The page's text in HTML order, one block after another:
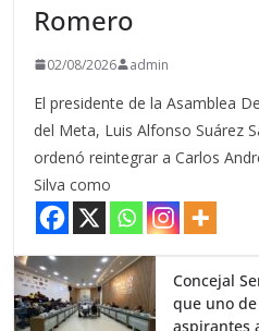
Romero
02/08/2026 admin
El presidente de la Asamblea
del Meta, Luis Alfonso Suárez
ordenó reintegrar a Carlos
Silva como
Concejal
que uno de
aspirantes